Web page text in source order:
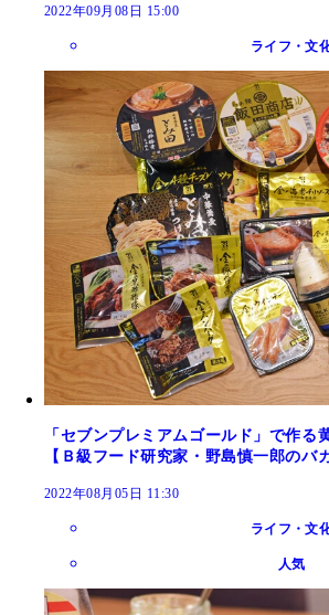
2022年09月08日 15:00
ライフ・文
「セブンプレミアムゴールド」で作る
【Ｂ級フード研究家・野島慎一郎のバ
2022年08月05日 11:30
ライフ・文
人気